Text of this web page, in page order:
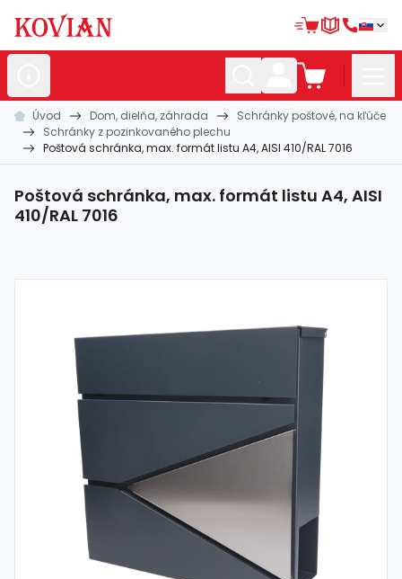
Nerezovépolotovary
Hliníkovépolotovary
Kovanépolotovary
Zábradlia a
Dom, dielňa,záhrada
materiál
Spojovací
Úvod Dom, dielňa, záhrada
Schránky poštové, na kľúče
Schránky z pozinkovaného plechu
Poštová schránka, max. formát listu A4, AISI 410/RAL 7016
Poštová schránka, max. formát listu A4, AISI
410/RAL 7016